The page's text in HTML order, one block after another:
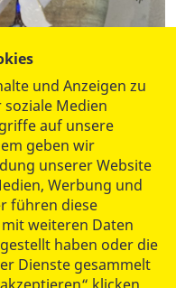
und Anzeigen zu
Medien
auf unsere
geben wir
unserer Website
Werbung und
führen diese
weiteren Daten
haben oder die
Dienste gesammelt